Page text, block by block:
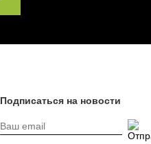
Подписаться на новости